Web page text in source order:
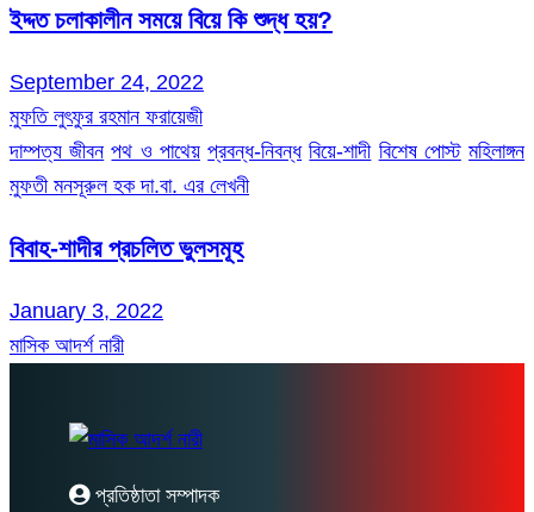
ইদ্দত চলাকালীন সময়ে বিয়ে কি শুদ্ধ হয়?
September 24, 2022
মুফতি লুৎফুর রহমান ফরায়েজী
দাম্পত্য জীবন পথ ও পাথেয় প্রবন্ধ-নিবন্ধ বিয়ে-শাদী বিশেষ পোস্ট মহিলাঙ্গন
মুফতী মনসূরুল হক দা.বা. এর লেখনী
বিবাহ-শাদীর প্রচলিত ভুলসমূহ
January 3, 2022
মাসিক আদর্শ নারী
প্রতিষ্ঠাতা সম্পাদক